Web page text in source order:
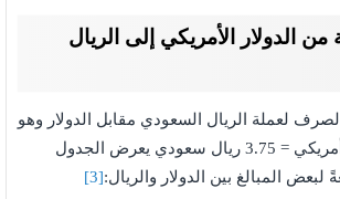
الدولار الأمريكي إلى الريال
لعملة الريال السعودي مقابل الدولار وهو
كالتالي: كل 1 دولار أمريكي = 3.75 ريال سعودي يعرض الجدول
لبعض المبالغ بين الدولار والريال:[3]